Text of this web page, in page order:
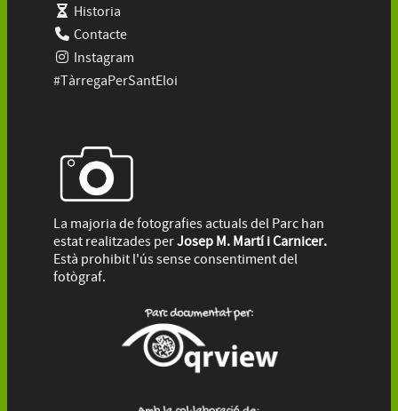
Historia
Contacte
Instagram
#TàrregaPerSantEloi
La majoria de fotografies actuals del Parc han
estat realitzades perJosep M. Martí i Carnicer.
Està prohibit l'ús sense consentiment del
fotògraf.